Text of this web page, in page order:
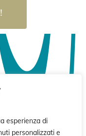
esperienza di
personalizzati e